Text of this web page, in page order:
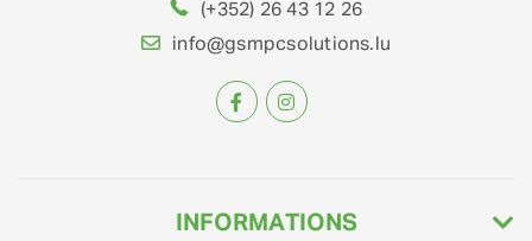
(+352) 26 43 12 26
info@gsmpcsolutions.lu
INFORMATIONS